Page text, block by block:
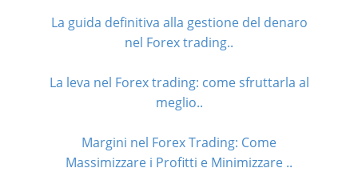
La guida definitiva alla gestione del denaro
nel Forex trading..
La leva nel Forex trading: come sfruttarla al
meglio..
Margini nel Forex Trading: Come
Massimizzare i Profitti e Minimizzare ..